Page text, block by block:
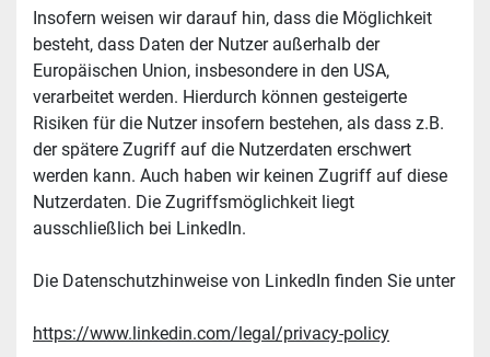
Insofern weisen wir darauf hin, dass die Möglichkeit
besteht, dass Daten der Nutzer außerhalb der
Europäischen Union, insbesondere in den USA,
verarbeitet werden. Hierdurch können gesteigerte
Risiken für die Nutzer insofern bestehen, als dass z.B.
der spätere Zugriff auf die Nutzerdaten erschwert
werden kann. Auch haben wir keinen Zugriff auf diese
Nutzerdaten. Die Zugriffsmöglichkeit liegt
ausschließlich bei LinkedIn.
Die Datenschutzhinweise von LinkedIn finden Sie unter
https://www.linkedin.com/legal/privacy-policy